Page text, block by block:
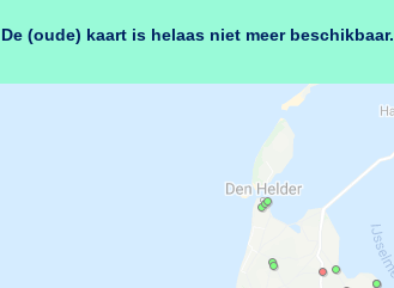
De (oude) kaart is helaas niet meer beschikbaar.